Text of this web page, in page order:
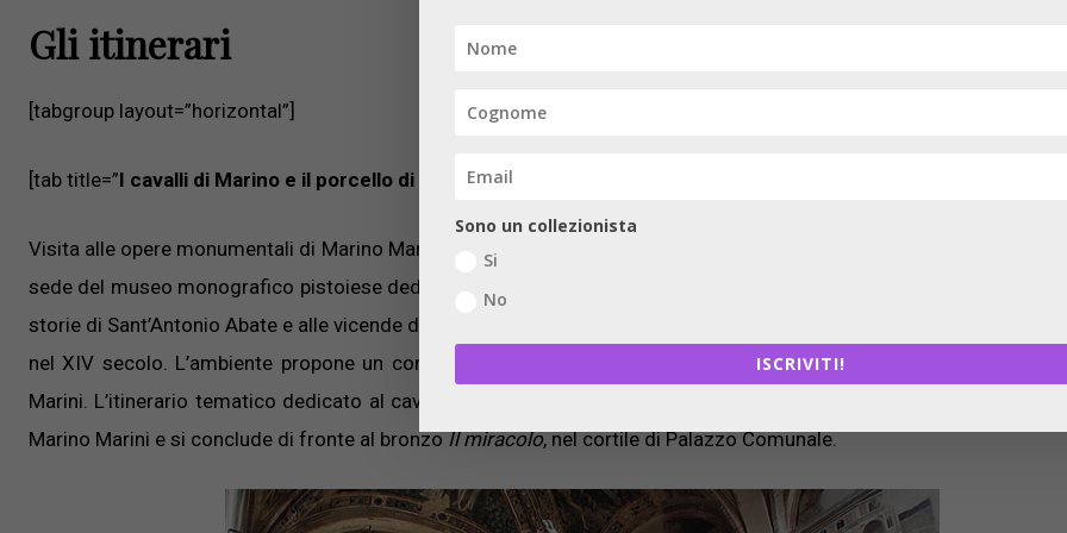
Gli itinerari
[tabgroup layout=”horizontal”]
[tab title=”I cavalli di Marino e il porcello di Sant’Antonio Abate
Visita alle opere monumentali di Marino Marini disposte all’interno dell’oratorio di Sant’Antonio Abate nel complesso
sede del museo monografico pistoiese dedicato all’artista. Il ciclo di affreschi di Niccolò di Tommaso (1372)
storie di Sant’Antonio Abate e alle vicende dell’Antico e del Nuovo Testamento, è uno spaccato della vita quotidiana a
nel XIV secolo. L’ambiente propone un contesto affascinante in cui leggere l’evoluzione delle opere scultoree di
Marini. L’itinerario tematico dedicato al cavallo, animale ‘totemico’ dello scultore pistoiese, si dipana all’interno del
Marino Marini e si conclude di fronte al bronzoIl miracolo, nel cortile di Palazzo Comunale.
Sono un collezionista
Si
No
ISCRIVITI!